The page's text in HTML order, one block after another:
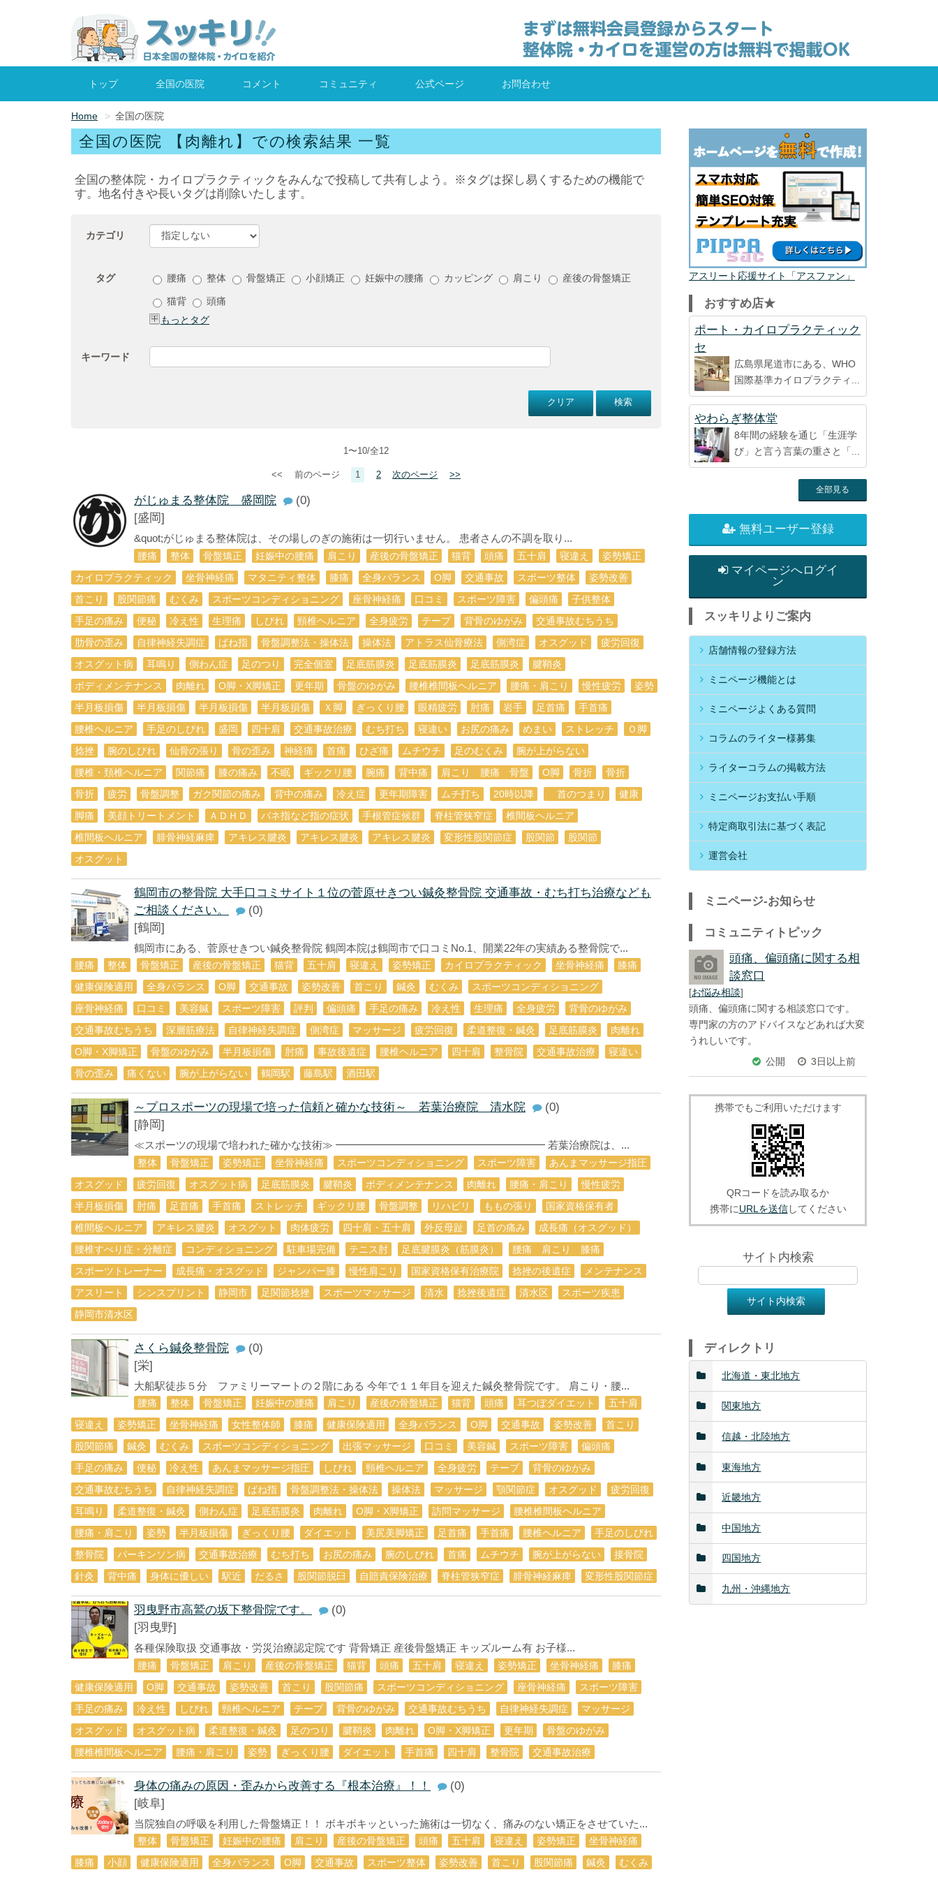
トップ 全国の医院 コメント コミュニティ 公式ページ お問合わせ
Home 全国の医院
全国の医院 【肉離れ】での検索結果 一覧
全国の整体院・カイロプラクティックをみんなで投稿して共有しよう。※タグは探し易くするための機能で
す。地名付きや長いタグは削除いたします。
カテゴリ
タグ 腰痛 整体 骨盤矯正 小顔矯正 妊娠中の腰痛 カッピング 肩こり 産後の骨盤矯正
猫背
頭痛
もっとタグ
キーワード
1〜10/全12
<< 前のページ 1 2 次のページ >>
がじゅまる整体院 盛岡院
(0)
[盛岡]
&quot;がじゅまる整体院は、その場しのぎの施術は一切行いません。 患者さんの不調を取り...
腰痛 整体 骨盤矯正 妊娠中の腰痛 肩こり 産後の骨盤矯正 猫背 頭痛 五十肩 寝違え
姿勢矯正
カイロプラクティック
坐骨神経痛 マタニティ整体 膝痛 全身バランス О脚 交通事故 スポーツ整体
姿勢改善
首こり
股関節痛 むくみ スポーツコンディショニング 座骨神経痛 口コミ スポーツ障害 偏頭痛
子供整体
手足の痛み
便秘 冷え性 生理痛 しびれ 頸椎ヘルニア 全身疲労 テープ 背骨のゆがみ
交通事故むちうち
肋骨の歪み
自律神経失調症 ばね指 骨盤調整法・操体法 操体法 アトラス仙骨療法 側湾症 オスグッド
疲労回復
オスグット病
耳鳴り 側わん症 足のつり 完全個室 足底筋膜炎 足底筋膜炎 足底筋膜炎
腱鞘炎
ボディメンテナンス
肉離れ O脚・X脚矯正 更年期 骨盤のゆがみ 腰椎椎間板ヘルニア 腰痛・肩こり 慢性疲労
姿勢
半月板損傷
半月板損傷 半月板損傷 半月板損傷 Ｘ脚 ぎっくり腰 眼精疲労 肘痛 岩手 足首痛
手首痛
腰椎ヘルニア
手足のしびれ 盛岡 四十肩 交通事故治療 むち打ち 寝違い お尻の痛み めまい ストレッチ
Ｏ脚
捻挫
腕のしびれ 仙骨の張り 骨の歪み 神経痛 首痛 ひざ痛 ムチウチ 足のむくみ
腕が上がらない
腰椎・頚椎ヘルニア
関節痛 膝の痛み 不眠 ギックリ腰 腕痛 背中痛 肩こり 腰痛 骨盤 O脚 骨折
骨折
骨折
疲労 骨盤調整 ガク関節の痛み 背中の痛み 冷え症 更年期障害 ムチ打ち 20時以降 首のつまり
健康
脚痛
美顔トリートメント ＡＤＨＤ バネ指など指の症状 手根管症候群 脊柱管狭窄症
椎間板ヘルニア
椎間板ヘルニア
腓骨神経麻痺 アキレス腱炎 アキレス腱炎 アキレス腱炎 変形性股関節症 股関節
股関節
オスグット
鶴岡市の整骨院 大手口コミサイト１位の菅原せきつい鍼灸整骨院 交通事故・むち打ち治療なども
ご相談ください。
(0)
[鶴岡]
鶴岡市にある、菅原せきつい鍼灸整骨院 鶴岡本院は鶴岡市で口コミNo.1、開業22年の実績ある整骨院で...
腰痛 整体 骨盤矯正 産後の骨盤矯正 猫背 五十肩 寝違え 姿勢矯正 カイロプラクティック 坐骨神経痛
膝痛
健康保険適用
全身バランス О脚 交通事故 姿勢改善 首こり 鍼灸 むくみ
スポーツコンディショニング
座骨神経痛
口コミ 美容鍼 スポーツ障害 評判 偏頭痛 手足の痛み 冷え性 生理痛 全身疲労
背骨のゆがみ
交通事故むちうち
深層筋療法 自律神経失調症 側湾症 マッサージ 疲労回復 柔道整復・鍼灸 足底筋膜炎
肉離れ
O脚・X脚矯正
骨盤のゆがみ 半月板損傷 肘痛 事故後遺症 腰椎ヘルニア 四十肩 整骨院 交通事故治療
寝違い
骨の歪み
痛くない 腕が上がらない 鶴岡駅 藤島駅 酒田駅
～プロスポーツの現場で培った信頼と確かな技術～ 若葉治療院 清水院
(0)
[静岡]
≪スポーツの現場で培われた確かな技術≫ ━━━━━━━━━━━━━━━━━━━━ 若葉治療院は、...
整体 骨盤矯正 姿勢矯正 坐骨神経痛 スポーツコンディショニング スポーツ障害
あんまマッサージ指圧
オスグッド
疲労回復 オスグット病 足底筋膜炎 腱鞘炎 ボディメンテナンス 肉離れ 腰痛・肩こり
慢性疲労
半月板損傷
肘痛 足首痛 手首痛 ストレッチ ギックリ腰 骨盤調整 リハビリ ももの張り
国家資格保有者
椎間板ヘルニア
アキレス腱炎 オスグット 肉体疲労 四十肩・五十肩 外反母趾 足首の痛み
成長痛（オスグッド）
腰椎すべり症・分離症
コンディショニング 駐車場完備 テニス肘 足底腱膜炎（筋膜炎）
腰痛 肩こり 膝痛
スポーツトレーナー
成長痛・オスグッド ジャンパー膝 慢性肩こり 国家資格保有治療院 捻挫の後遺症
メンテナンス
アスリート
シンスプリント 静岡市 足関節捻挫 スポーツマッサージ 清水 捻挫後遺症 清水区
スポーツ疾患
静岡市清水区
さくら鍼灸整骨院
(0)
[栄]
大船駅徒歩５分 ファミリーマートの２階にある 今年で１１年目を迎えた鍼灸整骨院です。 肩こり・腰...
腰痛 整体 骨盤矯正 妊娠中の腰痛 肩こり 産後の骨盤矯正 猫背 頭痛 耳つぼダイエット
五十肩
寝違え
姿勢矯正 坐骨神経痛 女性整体師 膝痛 健康保険適用 全身バランス О脚 交通事故 姿勢改善
首こり
股関節痛
鍼灸 むくみ スポーツコンディショニング 出張マッサージ 口コミ 美容鍼 スポーツ障害
偏頭痛
手足の痛み
便秘 冷え性 あんまマッサージ指圧 しびれ 頸椎ヘルニア 全身疲労 テープ
背骨のゆがみ
交通事故むちうち
自律神経失調症 ばね指 骨盤調整法・操体法 操体法 マッサージ 顎関節症 オスグッド
疲労回復
耳鳴り
柔道整復・鍼灸 側わん症 足底筋膜炎 肉離れ O脚・X脚矯正 訪問マッサージ
腰椎椎間板ヘルニア
腰痛・肩こり
姿勢 半月板損傷 ぎっくり腰 ダイエット 美尻美脚矯正 足首痛 手首痛 腰椎ヘルニア
手足のしびれ
整骨院
パーキンソン病 交通事故治療 むち打ち お尻の痛み 腕のしびれ 首痛 ムチウチ 腕が上がらない
接骨院
針灸
背中痛 身体に優しい 駅近 だるさ 股関節脱臼 自賠責保険治療 脊柱管狭窄症 腓骨神経麻痺 変形性股関節症
羽曳野市高鷲の坂下整骨院です。
(0)
[羽曳野]
各種保険取扱 交通事故・労災治療認定院です 背骨矯正 産後骨盤矯正 キッズルーム有 お子様...
腰痛 骨盤矯正 肩こり 産後の骨盤矯正 猫背 頭痛 五十肩 寝違え 姿勢矯正 坐骨神経痛
膝痛
健康保険適用
О脚 交通事故 姿勢改善 首こり 股関節痛 スポーツコンディショニング 座骨神経痛
スポーツ障害
手足の痛み
冷え性 しびれ 頸椎ヘルニア テープ 背骨のゆがみ 交通事故むちうち 自律神経失調症
マッサージ
オスグッド
オスグット病 柔道整復・鍼灸 足のつり 腱鞘炎 肉離れ O脚・X脚矯正 更年期
骨盤のゆがみ
腰椎椎間板ヘルニア
腰痛・肩こり 姿勢 ぎっくり腰 ダイエット 手首痛 四十肩 整骨院 交通事故治療
身体の痛みの原因・歪みから改善する『根本治療』！！
(0)
[岐阜]
当院独自の呼吸を利用した骨盤矯正！！ ボキボキッといった施術は一切なく、痛みのない矯正をさせていた...
整体 骨盤矯正 妊娠中の腰痛 肩こり 産後の骨盤矯正 頭痛 五十肩 寝違え 姿勢矯正
坐骨神経痛
膝痛
小顔 健康保険適用 全身バランス О脚 交通事故 スポーツ整体 姿勢改善 首こり 股関節痛 鍼灸
むくみ
アスリート応援サイト「アスファン」
おすすめ店★
ポート・カイロプラクティック
セ
広島県尾道市にある、WHO
国際基準カイロプラクティ...
やわらぎ整体堂
8年間の経験を通じ「生涯学
び」と言う言葉の重さと「...
全部見る
無料ユーザー登録
マイページへログイ
ン
スッキリよりご案内
店舗情報の登録方法
ミニページ機能とは
ミニページよくある質問
コラムのライター様募集
ライターコラムの掲載方法
ミニページお支払い手順
特定商取引法に基づく表記
運営会社
ミニページ-お知らせ
コミュニティトピック
頭痛、偏頭痛に関する相
談窓口
[お悩み相談]
頭痛、偏頭痛に関する相談窓口です。
専門家の方のアドバイスなどあれば大変
うれしいです。
公開
3日以上前
携帯でもご利用いただけます
QRコードを読み取るか
携帯にURLを送信してください
サイト内検索
ディレクトリ
北海道・東北地方
関東地方
信越・北陸地方
東海地方
近畿地方
中国地方
四国地方
九州・沖縄地方